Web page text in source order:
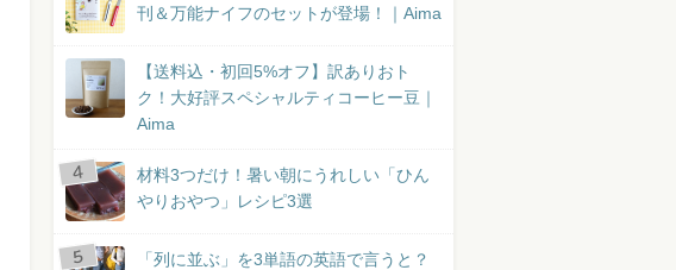
刊＆万能ナイフのセットが登場！｜Aima
【送料込・初回5%オフ】訳ありおト
ク！大好評スペシャルティコーヒー豆｜
Aima
材料3つだけ！暑い朝にうれしい「ひん
やりおやつ」レシピ3選
「列に並ぶ」を3単語の英語で言うと？